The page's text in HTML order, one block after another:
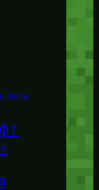
читы